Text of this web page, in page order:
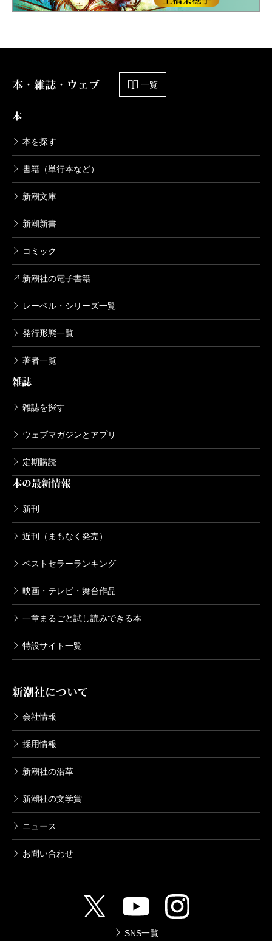
本・雑誌・ウェブ 一覧
本
本を探す
書籍（単行本など）
新潮文庫
新潮新書
コミック
新潮社の電子書籍
レーベル・シリーズ一覧
発行形態一覧
著者一覧
雑誌
雑誌を探す
ウェブマガジンとアプリ
定期購読
本の最新情報
新刊
近刊（まもなく発売）
ベストセラーランキング
映画・テレビ・舞台作品
一章まるごと試し読みできる本
特設サイト一覧
新潮社について
会社情報
採用情報
新潮社の沿革
新潮社の文学賞
ニュース
お問い合わせ
SNS一覧